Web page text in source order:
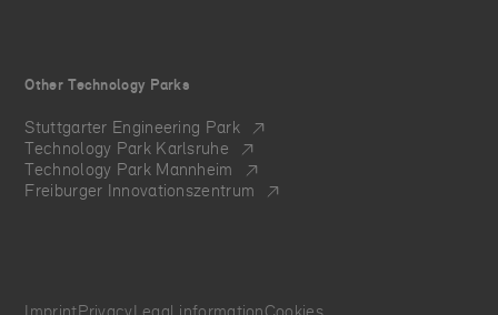
Other Technology Parks
Stuttgarter Engineering Park
Technology Park Karlsruhe
Technology Park Mannheim
Freiburger Innovationszentrum